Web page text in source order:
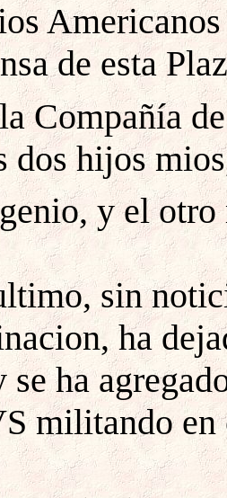
de esta
Compañía
dos hijos
y el
sin
ha
se ha
militando